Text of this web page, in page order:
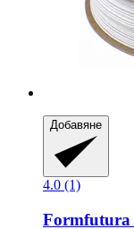
Добавяне
4.0 (1)
Formfutura